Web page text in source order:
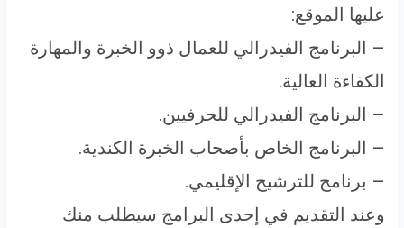
عليها الموقع:
– البرنامج الفيدرالي للعمال ذوو الخبرة والمهارة
الكفاءة العالية.
– البرنامج الفيدرالي للحرفيين.
– البرنامج الخاص بأصحاب الخبرة الكندية.
– برنامج للترشيح الإقليمي.
وعند التقديم في إحدى البرامج سيطلب منك